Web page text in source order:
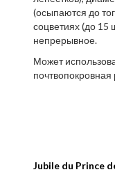
(осыпаются до
соцветиях (до 15
непрерывное.
Может
почтвопокровная
Jubile du Prince